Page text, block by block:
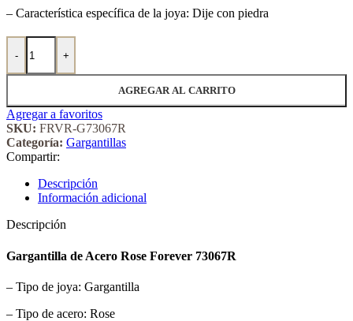
– Característica específica de la joya: Dije con piedra
-
Gargantilla de Acero Rose Forever 73067R cantidad
+
AGREGAR AL CARRITO
Agregar a favoritos
SKU: FRVR-G73067R
Categoría: Gargantillas
Compartir:
Descripción
Información adicional
Descripción
Gargantilla de Acero Rose Forever 73067R
– Tipo de joya: Gargantilla
– Tipo de acero: Rose